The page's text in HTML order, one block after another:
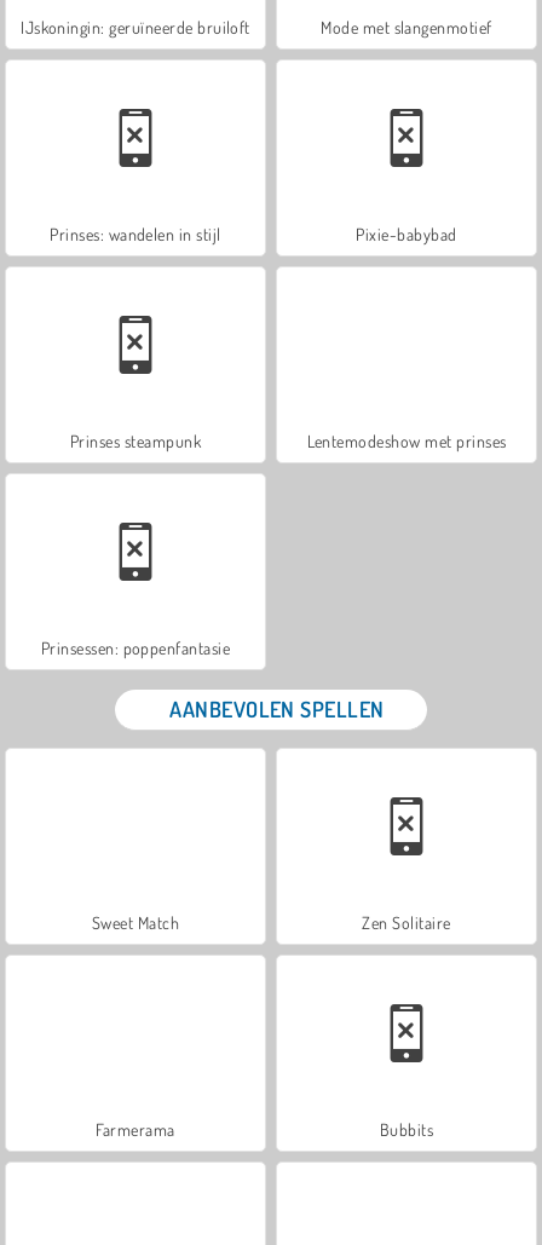
IJskoningin: geruïneerde bruiloft Mode met slangenmotief
Prinses: wandelen in stijl Pixie-babybad
Prinses steampunk Lentemodeshow met prinses
Prinsessen: poppenfantasie
AANBEVOLEN SPELLEN
Sweet Match Zen Solitaire
Farmerama Bubbits